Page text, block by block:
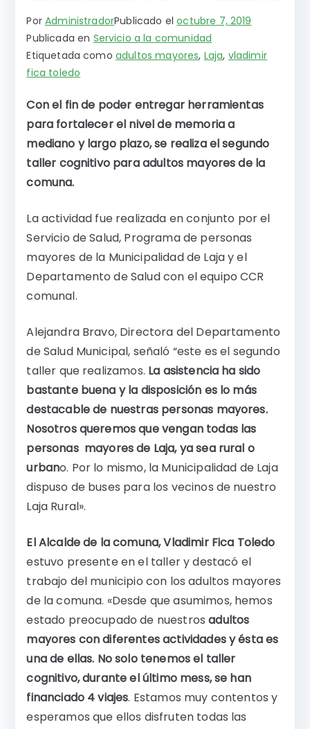
PorAdministradorPublicado eloctubre 7, 2019
Publicada en Servicio a la comunidad
Etiquetada como adultos mayores, Laja, vladimir
fica toledo
Con el fin de poder entregar herramientas
para fortalecer el nivel de memoria a
mediano y largo plazo, se realiza el segundo
taller cognitivo para adultos mayores de la
comuna.
La actividad fue realizada en conjunto por el
Servicio de Salud, Programa de personas
mayores de la Municipalidad de Laja y el
Departamento de Salud con el equipo CCR
comunal.
Alejandra Bravo, Directora del Departamento
de Salud Municipal, señaló “este es el segundo
taller que realizamos. La asistencia ha sido
bastante buena y la disposición es lo más
destacable de nuestras personas mayores.
Nosotros queremos que vengan todas las
personas mayores de Laja, ya sea rural o
urbano. Por lo mismo, la Municipalidad de Laja
dispuso de buses para los vecinos de nuestro
Laja Rural».
El Alcalde de la comuna, Vladimir Fica Toledo
estuvo presente en el taller y destacó el
trabajo del municipio con los adultos mayores
de la comuna. «Desde que asumimos, hemos
estado preocupado de nuestrosadultos
mayores con diferentes actividades y ésta es
una de ellas. No solo tenemos el taller
cognitivo, durante el último mess, se han
financiado 4 viajes. Estamos muy contentos y
esperamos que ellos disfruten todas las